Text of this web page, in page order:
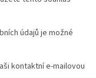
údajů je možné
kontaktní e-mailovou